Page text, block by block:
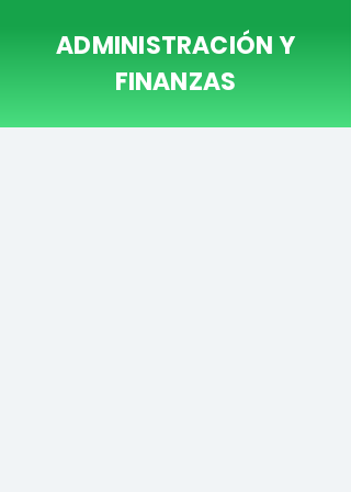
ADMINISTRACIÓN Y
FINANZAS